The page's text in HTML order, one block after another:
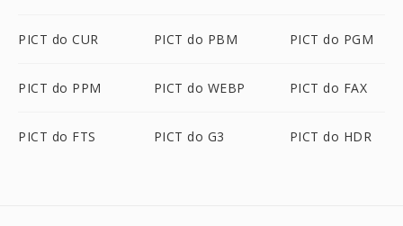
PICT do CUR PICT do PBM PICT do PGM
PICT do PPM PICT do WEBP PICT do FAX
PICT do FTS PICT do G3 PICT do HDR